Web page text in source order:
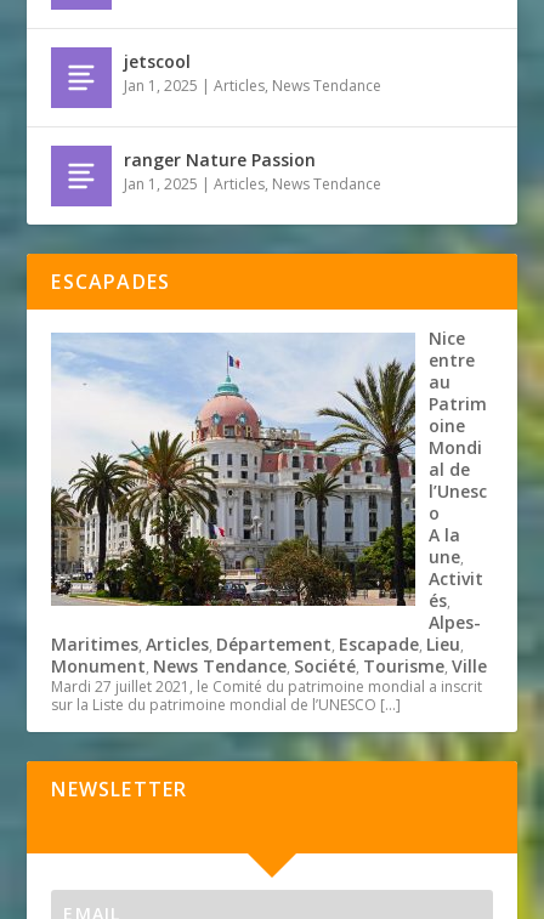
jetscool
Jan 1, 2025 |Articles, News Tendance
ranger Nature Passion
Jan 1, 2025 |Articles, News Tendance
ESCAPADES
Nice
entre
au
Patrim
oine
Mondi
al de
l’Unesc
o
A la
une,
Activit
és,
Alpes-
Maritimes,Articles, Département, Escapade, Lieu,
Monument, News Tendance, Société, Tourisme,Ville
Mardi 27 juillet 2021, le Comité du patrimoine mondial a inscrit
sur la Liste du patrimoine mondial de l’UNESCO […]
NEWSLETTER